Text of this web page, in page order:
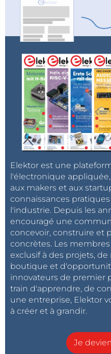
Elektor est une
l'électronique
aux makers et aux
connaissances
l'industrie. Depuis les
encouragé une
concevoir, construire et
concrètes. Les
exclusif à des projets,
boutique et
innovateurs de premier
train d'apprendre, de
une entreprise, Elektor
à créer et à grandir.
Je